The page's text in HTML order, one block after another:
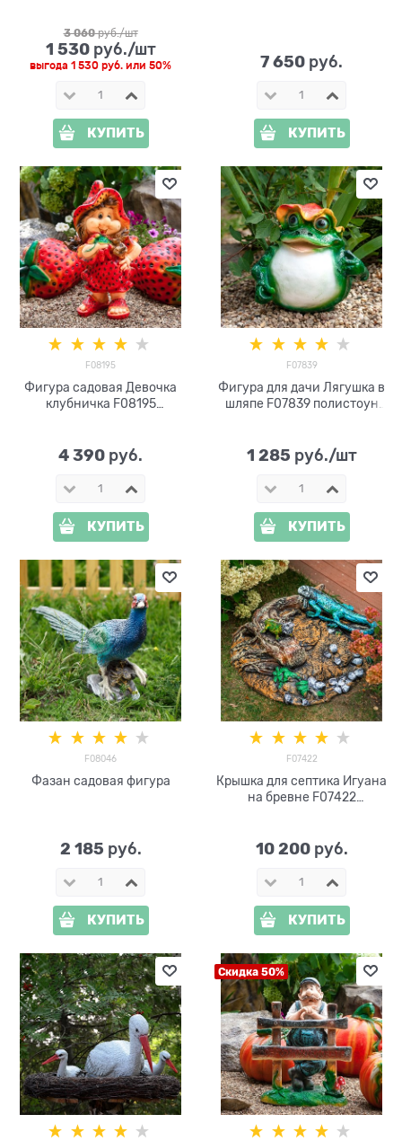
3 060 руб./шт
1 530 руб./шт
выгода 1 530 руб. или 50%
КУПИТЬ
7 650 руб.
КУПИТЬ
F08195
Фигура садовая Девочка
клубничка F08195
4 390 руб.
КУПИТЬ
F07839
Фигура для дачи Лягушка в
шляпе F07839 полистоун
1 285 руб./шт
КУПИТЬ
F08046
Фазан садовая фигура
2 185 руб.
КУПИТЬ
F07422
Крышка для септика Игуана
на бревне F07422
10 200 руб.
КУПИТЬ
Скидка 50%